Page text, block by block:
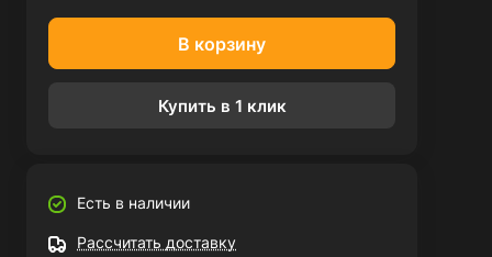
В корзину
Купить в 1 клик
Есть в наличии
Рассчитать доставку